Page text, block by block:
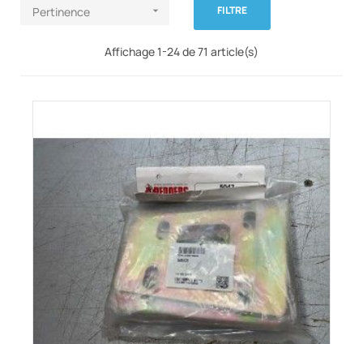
Pertinence  FILTRE
Affichage 1-24 de 71 article(s)